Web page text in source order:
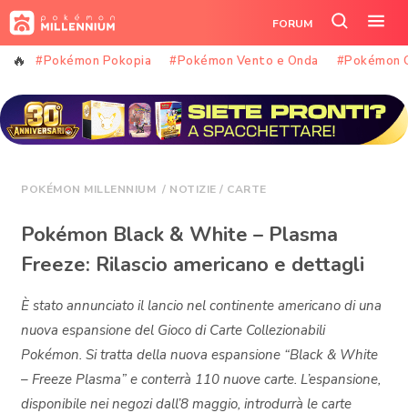
Vai
al
contenuto
FORUM
Cerca
nel il
#Pokémon Pokopia #Pokémon Vento e Onda #Pokémon
POKÉMON MILLENNIUM / NOTIZIE / CARTE
Pokémon Black & White – Plasma
Freeze: Rilascio americano e dettagli
È stato annunciato il lancio nel continente americano di una
nuova espansione del Gioco di Carte Collezionabili
Pokémon. Si tratta della nuova espansione “Black & White
– Freeze Plasma” e conterrà 110 nuove carte. L’espansione,
disponibile nei negozi dall’8 maggio, introdurrà le carte